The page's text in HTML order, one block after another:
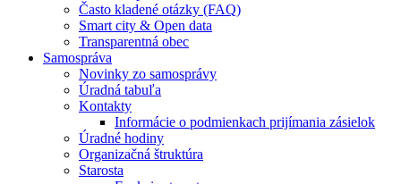
Často kladené otázky (FAQ)
Smart city & Open data
Transparentná obec
Samospráva
Novinky zo samosprávy
Úradná tabuľa
Kontakty
Informácie o podmienkach prijímania zásielok
Úradné hodiny
Organizačná štruktúra
Starosta